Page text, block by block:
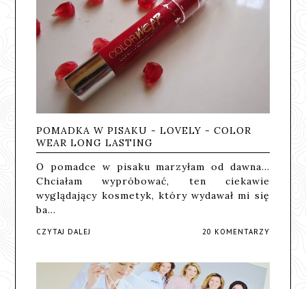
POMADKA W PISAKU - LOVELY - COLOR
WEAR LONG LASTING
O pomadce w pisaku marzyłam od dawna...
Chciałam wypróbować, ten ciekawie
wyglądający kosmetyk, który wydawał mi się
ba…
CZYTAJ DALEJ 20 KOMENTARZY